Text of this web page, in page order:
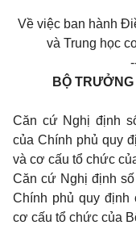
Về việc ban hành
và Trung học
BỘ
Căn cứ Nghị định
của Chính phủ quy
và cơ cấu tổ chức
Căn cứ Nghị định
Chính phủ quy định
cơ cấu tổ chức của